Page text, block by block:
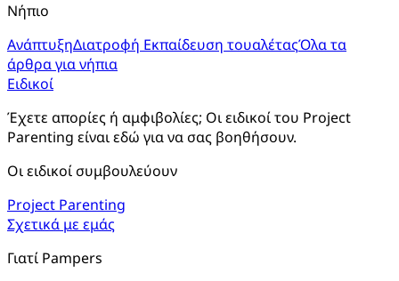
Νήπιο
ΑνάπτυξηΔιατροφή Εκπαίδευση τουαλέταςΌλα τα
άρθρα για νήπια
Ειδικοί
Έχετε απορίες ή αμφιβολίες; Οι ειδικοί του Project
Parenting είναι εδώ για να σας βοηθήσουν.
Οι ειδικοί συμβουλεύουν
Project Parenting
Σχετικά με εμάς
Γιατί Pampers